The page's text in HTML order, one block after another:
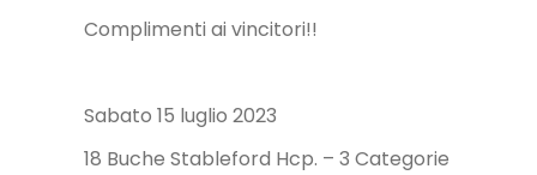
Complimenti ai vincitori!!
Sabato 15 luglio 2023
18 Buche Stableford Hcp. – 3 Categorie